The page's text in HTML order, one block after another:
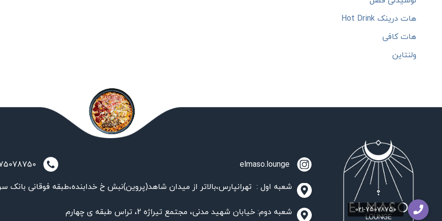
هات درینک Hot Drink
هات کافی
ولنتاین
elmaso.lounge
شعبه اول : تهرانپارس،بالاتر از میدان شاهد(پروین)نبش خ خدابنده،طبقه فوقانی بانک
شعبه دوم: خیابان شهید مدنی، مجتمع تیراژه 2، تراس طبقه ی چهارم